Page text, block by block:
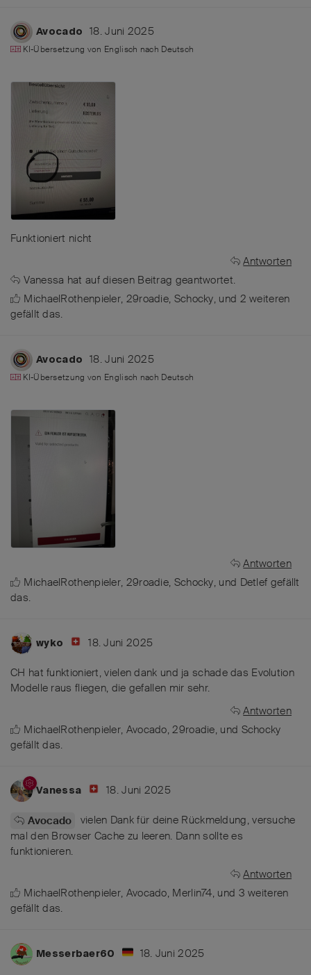
Avocado 18. Juni 2025
KI-Übersetzung von Englisch nach Deutsch
Funktioniert nicht
Antworten
Vanessa hat auf diesen Beitrag geantwortet.
MichaelRothenpieler, 29roadie, Schocky, und 2 weiteren
gefällt das.
Avocado 18. Juni 2025
KI-Übersetzung von Englisch nach Deutsch
Antworten
MichaelRothenpieler, 29roadie, Schocky, und Detlef gefällt
das.
wyko 18. Juni 2025
CH hat funktioniert, vielen dank und ja schade das Evolution
Modelle raus fliegen, die gefallen mir sehr.
Antworten
MichaelRothenpieler, Avocado,29roadie, und Schocky
gefällt das.
Vanessa 18. Juni 2025
Avocado
vielen Dank für deine Rückmeldung, versuche
mal den Browser Cache zu leeren. Dann sollte es
funktionieren.
Antworten
MichaelRothenpieler, Avocado, Merlin74, und 3 weiteren
gefällt das.
Messerbaer60 18. Juni 2025